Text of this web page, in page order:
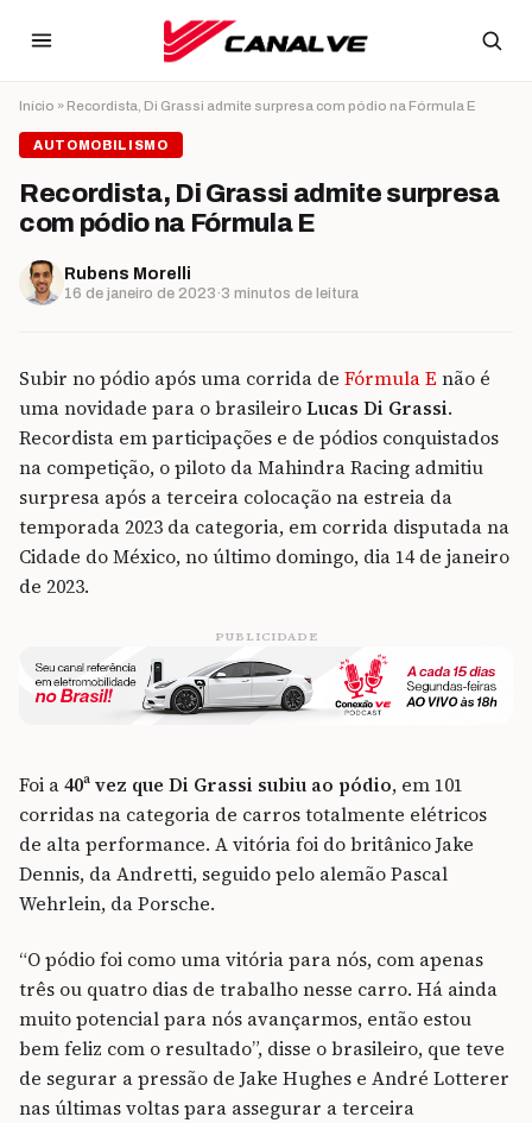
Início » Recordista, Di Grassi admite surpresa com pódio na Fórmula E
AUTOMOBILISMO
Recordista, Di Grassi admite surpresa
com pódio na Fórmula E
Rubens Morelli
16 de janeiro de 2023·3 minutos de leitura
Subir no pódio após uma corrida de Fórmula E não é
uma novidade para o brasileiroLucas Di Grassi.
Recordista em participações e de pódios conquistados
na competição, o piloto da Mahindra Racing admitiu
surpresa após a terceira colocação na estreia da
temporada 2023 da categoria, em corrida disputada na
Cidade do México, no último domingo, dia 14 de janeiro
de 2023.
PUBLICIDADE
Foi a40ª vez que Di Grassi subiu ao pódio, em 101
corridas na categoria de carros totalmente elétricos
de alta performance. A vitória foi do britânico Jake
Dennis, da Andretti, seguido pelo alemão Pascal
Wehrlein, da Porsche.
“O pódio foi como uma vitória para nós, com apenas
três ou quatro dias de trabalho nesse carro. Há ainda
muito potencial para nós avançarmos, então estou
bem feliz com o resultado”, disse o brasileiro, que teve
de segurar a pressão de Jake Hughes e André Lotterer
nas últimas voltas para assegurar a terceira